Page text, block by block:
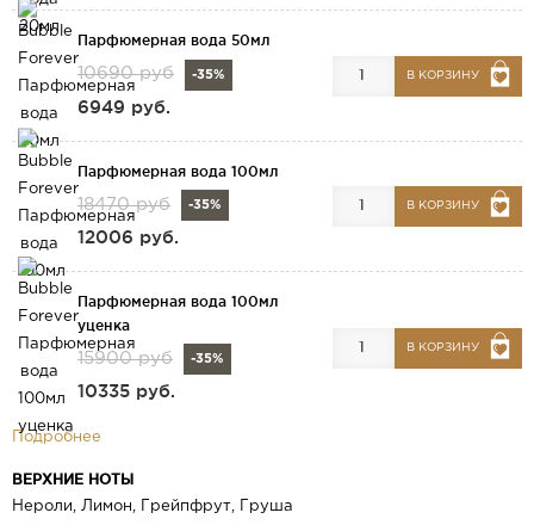
Парфюмерная вода 50мл
10690 руб -35%
6949 руб.
В КОРЗИНУ
Парфюмерная вода 100мл
18470 руб -35%
12006 руб.
В КОРЗИНУ
Парфюмерная вода 100мл
уценка
15900 руб -35%
10335 руб.
В КОРЗИНУ
Подробнее
ВЕРХНИЕ НОТЫ
Нероли, Лимон, Грейпфрут, Груша